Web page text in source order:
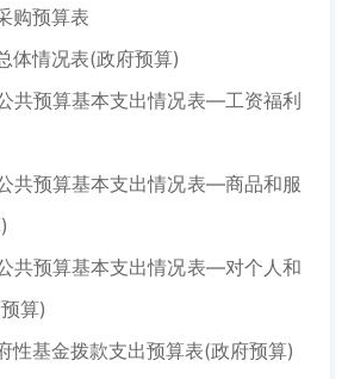
预算表
情况表(政府预算)
预算基本支出情况表—工资福利
预算基本支出情况表—商品和服
预算基本支出情况表—对个人和
算)
基金拨款支出预算表(政府预算)